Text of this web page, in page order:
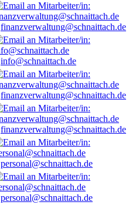
finanzverwaltung@schnaittach.de
info@schnaittach.de
finanzverwaltung@schnaittach.de
finanzverwaltung@schnaittach.de
personal@schnaittach.de
personal@schnaittach.de